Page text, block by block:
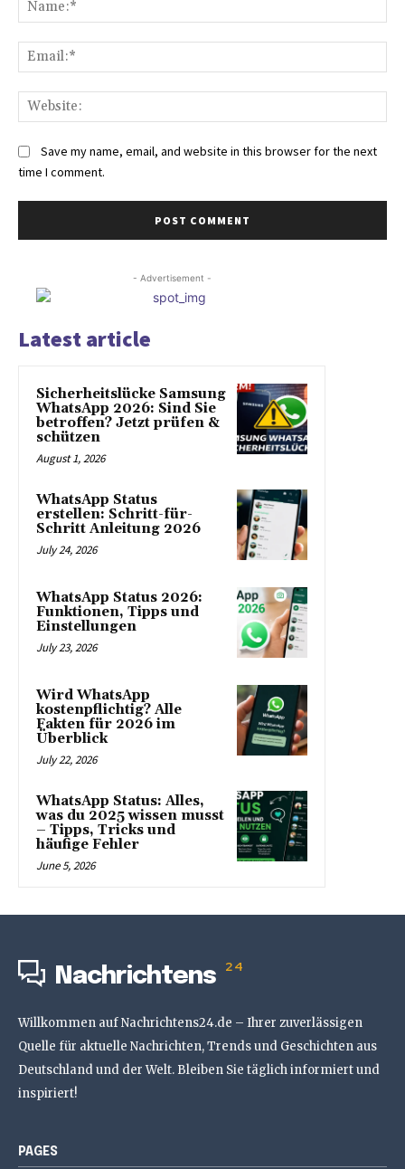
Save my name, email, and website in this browser for the next
time I comment.
- Advertisement -
Latest article
Sicherheitslücke Samsung
WhatsApp 2026: Sind Sie
betroffen? Jetzt prüfen &
schützen
August 1, 2026
WhatsApp Status
erstellen: Schritt-für-
Schritt Anleitung 2026
July 24, 2026
WhatsApp Status 2026:
Funktionen, Tipps und
Einstellungen
July 23, 2026
Wird WhatsApp
kostenpflichtig? Alle
Fakten für 2026 im
Überblick
July 22, 2026
WhatsApp Status: Alles,
was du 2025 wissen musst
– Tipps, Tricks und
häufige Fehler
June 5, 2026
Nachrichtens 24
Willkommen auf Nachrichtens24.de – Ihrer zuverlässigen
Quelle für aktuelle Nachrichten, Trends und Geschichten aus
Deutschland und der Welt. Bleiben Sie täglich informiert und
inspiriert!
PAGES